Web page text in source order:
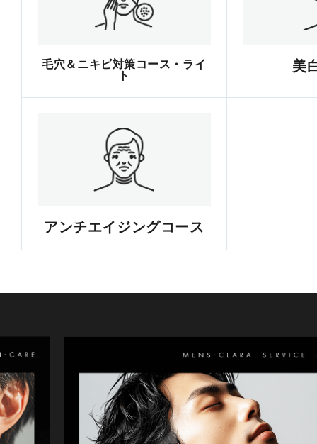
毛穴＆ニキビ対策コース・ライ
ト
美
アンチエイジングコース